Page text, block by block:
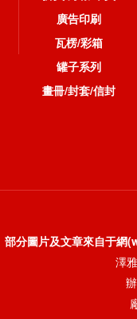
廣告印刷
瓦楞/彩箱
罐子系列
畫冊/封套/信封
部分圖片及文章來自于網
澤